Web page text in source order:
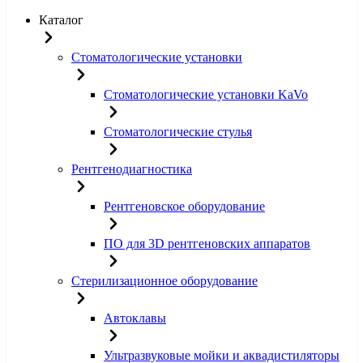
Каталог
Стоматологические установки
Стоматологические установки KaVo
Стоматологические стулья
Рентгенодиагностика
Рентгеновское оборудование
ПО для 3D рентгеновских аппаратов
Стерилизационное оборудование
Автоклавы
Ультразвуковые мойки и аквадистиляторы